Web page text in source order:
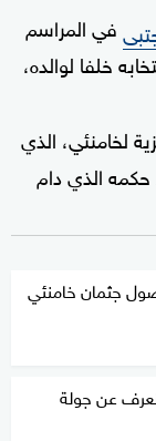
في المراسم
خلفا لوالده،
لخامنئي، الذي
الذي دام
جثمان خامنئي
عن جولة